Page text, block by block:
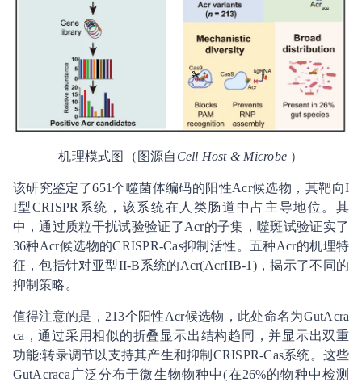
机理模式图（图源自 Cell Host & Microbe ）
该研究鉴定了651个噬菌体编码的阳性Acr候选物，其靶向I
I型CRISPR系统，该系统在人类肠道中占主导地位。其
中，通过质粒干扰试验验证了Acr的子集，噬斑试验证实了
36种Acr候选物的CRISPR-Cas抑制活性。五种Acr的机理特
征，包括针对亚型II-B系统的Acr(AcrIIB-1)，揭示了不同的
抑制策略。
值得注意的是，213个阳性Acr候选物，此处命名为GutAcra
ca，通过采用相似的折叠显示出结构趋同，并显示出双重
功能:转录调节以支持其产生和抑制CRISPR-Cas系统。这些
GutAcraca广泛分布于微生物物种中(在26%的物种中检测